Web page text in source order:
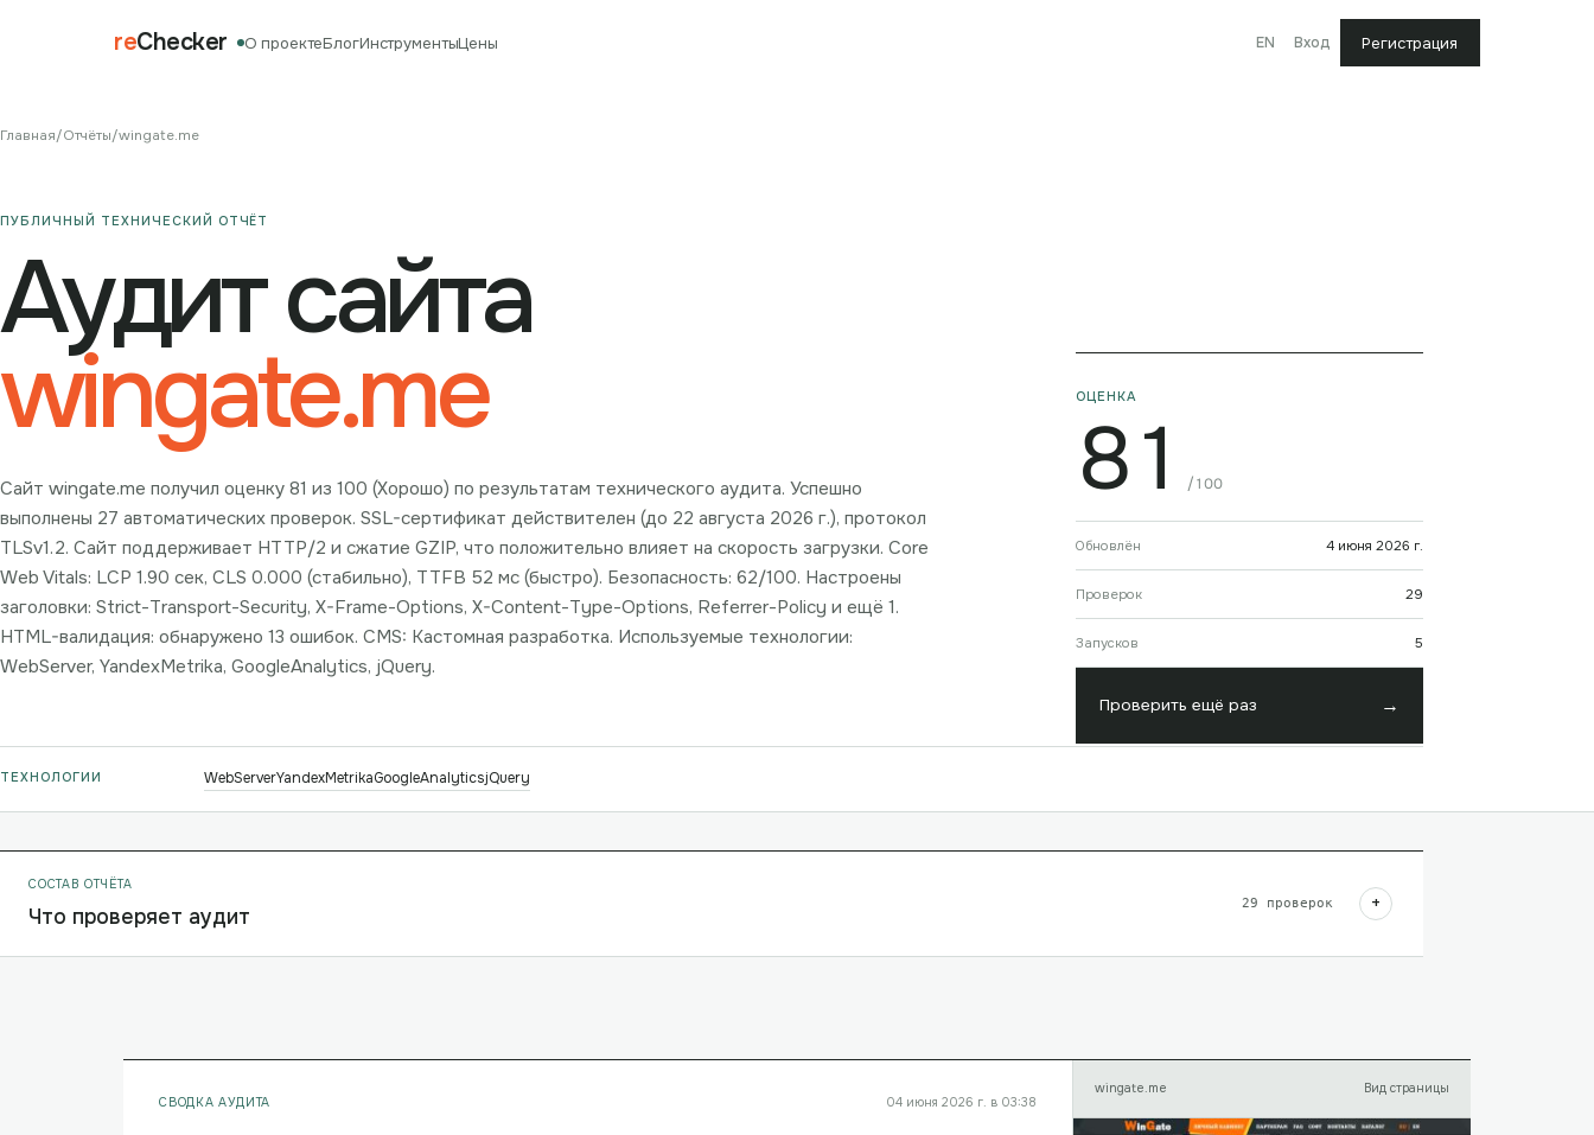
reChecker О проектеБлогИнструментыЦены EN Вход Регистрация
Главная/Отчёты/wingate.me
ПУБЛИЧНЫЙ ТЕХНИЧЕСКИЙ ОТЧЁТ
Аудит сайта
wingate.me
Сайт wingate.me получил оценку 81 из 100 (Хорошо) по результатам технического аудита. Успешно
выполнены 27 автоматических проверок. SSL-сертификат действителен (до 22 августа 2026 г.), протокол
TLSv1.2. Сайт поддерживает HTTP/2 и сжатие GZIP, что положительно влияет на скорость загрузки. Core
Web Vitals: LCP 1.90 сек, CLS 0.000 (стабильно), TTFB 52 мс (быстро). Безопасность: 62/100. Настроены
заголовки: Strict-Transport-Security, X-Frame-Options, X-Content-Type-Options, Referrer-Policy и ещё 1.
HTML-валидация: обнаружено 13 ошибок. CMS: Кастомная разработка. Используемые технологии:
WebServer, YandexMetrika, GoogleAnalytics, jQuery.
ОЦЕНКА
81 /100
Обновлён 4 июня 2026 г.
Проверок 29
Запусков 5
Проверить ещё раз →
ТЕХНОЛОГИИ WebServerYandexMetrikaGoogleAnalyticsjQuery
СОСТАВ ОТЧЁТА
Что проверяет аудит 29 проверок +
СВОДКА АУДИТА 04 июня 2026 г. в 03:38
wingate.me Вид страницы